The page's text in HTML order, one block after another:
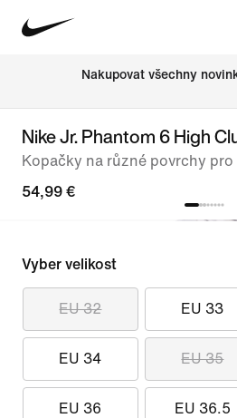
Nakupovat všechny
Nike Jr. Phantom 6 High
Kopačky na různé povrchy pro
54,99 €
Vyber velikost
EU 32 EU 33
EU 34 EU 35
EU 36 EU 36.5